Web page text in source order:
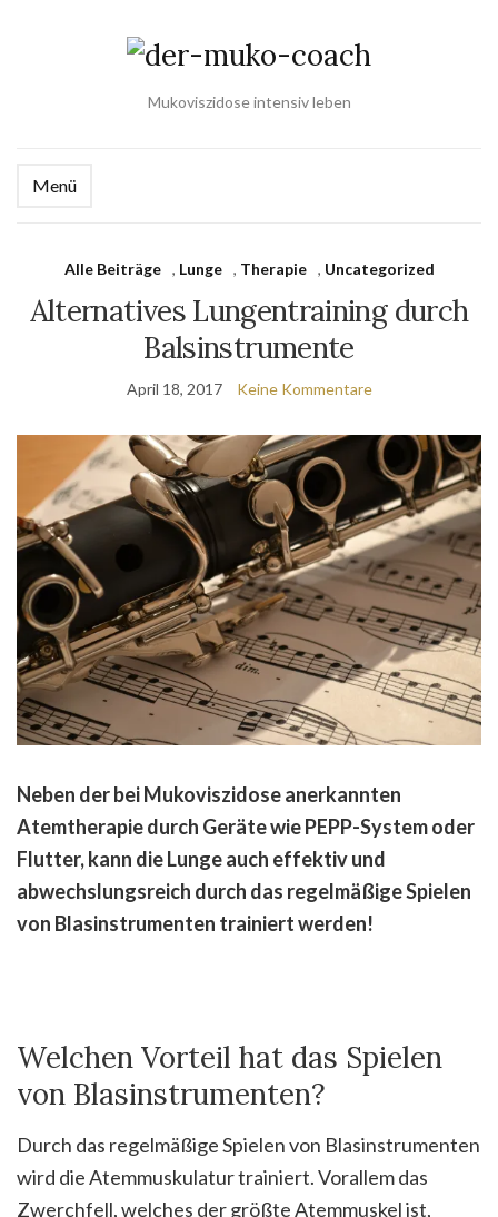
Mukoviszidose intensiv leben
Menü
Alle Beiträge , Lunge , Therapie , Uncategorized
Alternatives Lungentraining durch
Balsinstrumente
April 18, 2017 Keine Kommentare
Neben der bei Mukoviszidose anerkannten
Atemtherapie durch Geräte wie PEPP-System oder
Flutter, kann die Lunge auch effektiv und
abwechslungsreich durch das regelmäßige Spielen
von Blasinstrumenten trainiert werden!
Welchen Vorteil hat das Spielen
von Blasinstrumenten?
Durch das regelmäßige Spielen von Blasinstrumenten
wird die Atemmuskulatur trainiert. Vorallem das
Zwerchfell, welches der größte Atemmuskel ist,